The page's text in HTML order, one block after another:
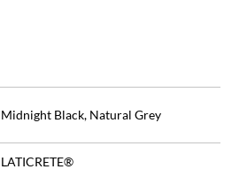
Midnight Black, Natural Grey
LATICRETE®